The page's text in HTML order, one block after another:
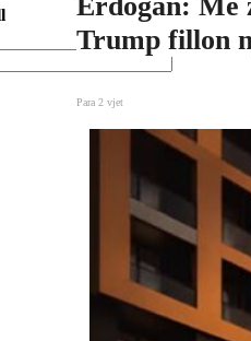
Trump fillon
Para 2 vjet